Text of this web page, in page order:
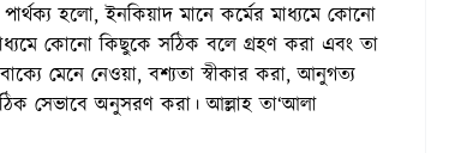
হলো, ইনকিয়াদ মানে কর্মের মাধ্যমে কোনো
কোনো কিছুকে সঠিক বলে গ্রহণ করা এবং তা
মেনে নেওয়া, বশ্যতা স্বীকার করা, আনুগত্য
সেভাবে অনুসরণ করা। আল্লাহ তা‘আলা